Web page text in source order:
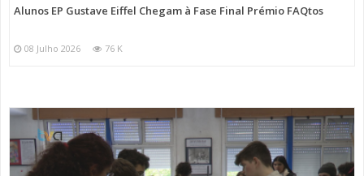
Alunos EP Gustave Eiffel Chegam à Fase Final Prémio FAQtos
08 Julho 2026 76 K